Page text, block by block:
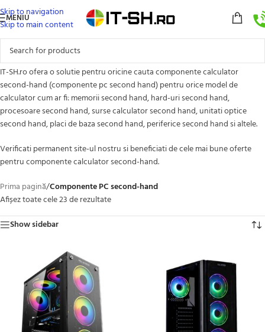
Skip to navigation
Skip to main content
MENIU
IT-SH.ro ofera o solutie pentru oricine cauta componente calculator
second-hand (componente pc second hand) pentru orice model de
calculator cum ar fi: memorii second hand, hard-uri second hand,
procesoare second hand, surse calculator second hand, unitati optice
second hand, placi de baza second hand, periferice second hand si altele.
Verificati permanent site-ul nostru si beneficiati de cele mai bune oferte
pentru componente calculator second-hand.
Prima pagină/Componente PC second-hand
Afișez toate cele 23 de rezultate
Show sidebar